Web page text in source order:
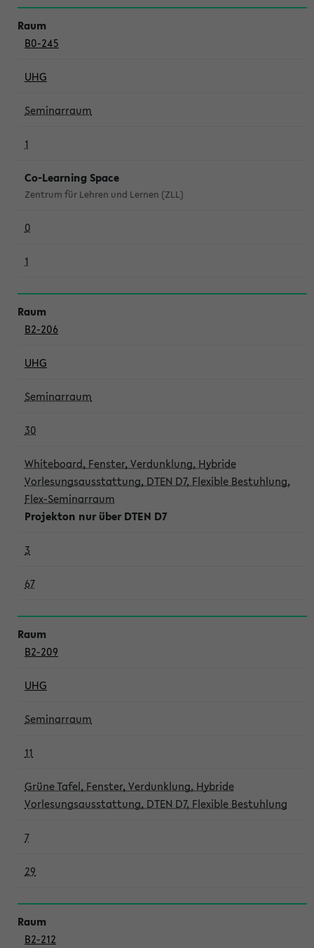
B0-245
UHG
Seminarraum
1
Co-Learning Space
Zentrum für Lehren und Lernen (ZLL)
0
1
B2-206
UHG
Seminarraum
30
Whiteboard, Fenster, Verdunklung, Hybride
Vorlesungsausstattung, DTEN D7, Flexible Bestuhlung,
Flex-Seminarraum
Projekton nur über DTEN D7
3
67
B2-209
UHG
Seminarraum
11
Grüne Tafel, Fenster, Verdunklung, Hybride
Vorlesungsausstattung, DTEN D7, Flexible Bestuhlung
7
29
B2-212